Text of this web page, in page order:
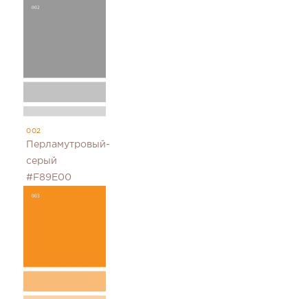
002
Перламутровый-
серый
#F89E00